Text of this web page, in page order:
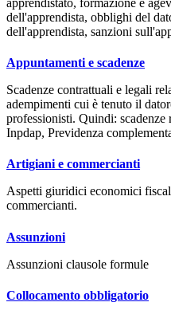
dell'apprendista, obblighi del
dell'apprendista, sanzioni
Appuntamenti e scadenze
Scadenze contrattuali e legali
adempimenti cui è tenuto il
professionisti. Quindi:
Inpdap, Previdenza
Artigiani e commercianti
Aspetti giuridici economici
commercianti.
Assunzioni
Assunzioni clausole formule
Collocamento obbligatorio